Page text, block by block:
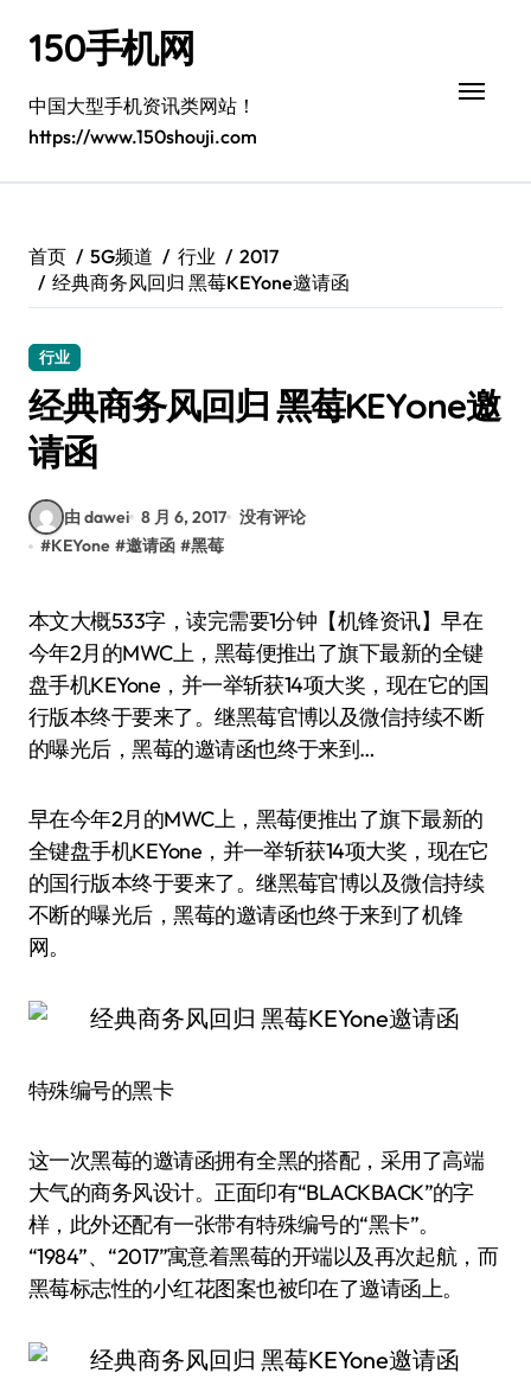
150手机网
中国大型手机资讯类网站！
https://www.150shouji.com
首页 5G频道 行业
2017
经典商务风回归 黑莓KEYone邀请函
行业
经典商务风回归 黑莓KEYone邀
请函
由 dawei 8 月 6, 2017 没有评论
#KEYone #邀请函 #黑莓
本文大概533字，读完需要1分钟【机锋资讯】早在
今年2月的MWC上，黑莓便推出了旗下最新的全键
盘手机KEYone，并一举斩获14项大奖，现在它的国
行版本终于要来了。继黑莓官博以及微信持续不断
的曝光后，黑莓的邀请函也终于来到…
早在今年2月的MWC上，黑莓便推出了旗下最新的
全键盘手机KEYone，并一举斩获14项大奖，现在它
的国行版本终于要来了。继黑莓官博以及微信持续
不断的曝光后，黑莓的邀请函也终于来到了机锋
网。
特殊编号的黑卡
这一次黑莓的邀请函拥有全黑的搭配，采用了高端
大气的商务风设计。正面印有“BLACKBACK”的字
样，此外还配有一张带有特殊编号的“黑卡”。
“1984”、“2017”寓意着黑莓的开端以及再次起航，而
黑莓标志性的小红花图案也被印在了邀请函上。